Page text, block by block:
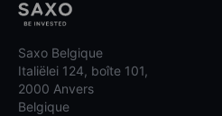
Saxo Belgique
Italiëlei 124, boîte 101,
2000 Anvers
Belgique